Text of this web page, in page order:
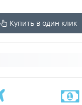
Купить в один клик